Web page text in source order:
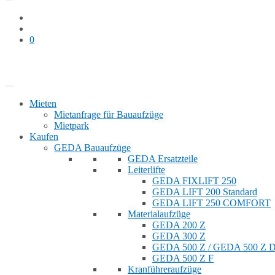
0
Mieten
Mietanfrage für Bauaufzüge
Mietpark
Kaufen
GEDA Bauaufzüge
GEDA Ersatzteile
Leiterlifte
GEDA FIXLIFT 250
GEDA LIFT 200 Standard
GEDA LIFT 250 COMFORT
Materialaufzüge
GEDA 200 Z
GEDA 300 Z
GEDA 500 Z / GEDA 500 Z
GEDA 500 Z F
Kranführeraufzüge